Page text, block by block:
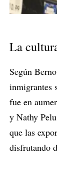
La
Según
inmigrantes
fue en
y Nathy
que las
disfrutando